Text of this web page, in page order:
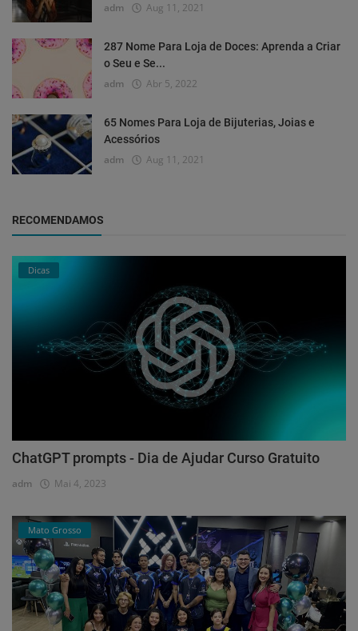
adm Aug 11, 2021
287 Nome Para Loja de Doces: Aprenda a Criar
o Seu e Se...
adm Abr 5, 2022
65 Nomes Para Loja de Bijuterias, Joias e
Acessórios
adm Aug 11, 2021
RECOMENDAMOS
Dicas
ChatGPT prompts - Dia de Ajudar Curso Gratuito
adm Mai 4, 2023
Mato Grosso